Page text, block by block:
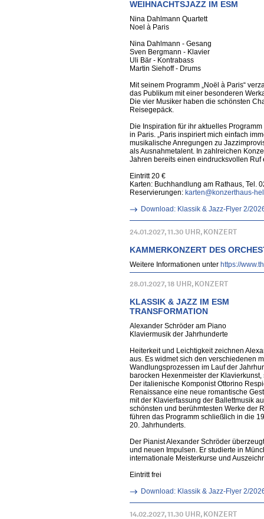
WEIHNACHTSJAZZ IM ESM
Nina Dahlmann Quartett
Noel à Paris
Nina Dahlmann - Gesang
Sven Bergmann - Klavier
Uli Bär - Kontrabass
Martin Siehoff - Drums
Mit seinem Programm „Noël à Paris“
das Publikum mit einer besonderen
Die vier Musiker haben die schönsten
Reisegepäck.
Die Inspiration für ihr aktuelles
in Paris. „Paris inspiriert mich einfach
musikalische Anregungen zu
als Ausnahmetalent. In zahlreichen
Jahren bereits einen eindrucksvollen Ruf
Eintritt 20 €
Karten: Buchhandlung am Rathaus, Tel.
Reservierungen: karten@konzerthaus-
Download: Klassik & Jazz-Flyer 2/
24.01.2027, 11.30 UHR, KONZERT
KAMMERKONZERT DES
Weitere Informationen unter https://
28.01.2027, 18 UHR, KONZERT
KLASSIK & JAZZ IM ESM
TRANSFORMATION
Alexander Schröder am Piano
Klaviermusik der Jahrhunderte
Heiterkeit und Leichtigkeit zeichnen
aus. Es widmet sich den verschiedenen
Wandlungsprozessen im Lauf der
barocken Hexenmeister der
Der italienische Komponist Ottorino
Renaissance eine neue romantische
mit der Klavierfassung der Ballettmusik
schönsten und berühmtesten Werke der
führen das Programm schließlich in die
20. Jahrhunderts.
Der Pianist Alexander Schröder
und neuen Impulsen. Er studierte in
internationale Meisterkurse und
Eintritt frei
Download: Klassik & Jazz-Flyer 2/
14.02.2027, 11.30 UHR, KONZERT